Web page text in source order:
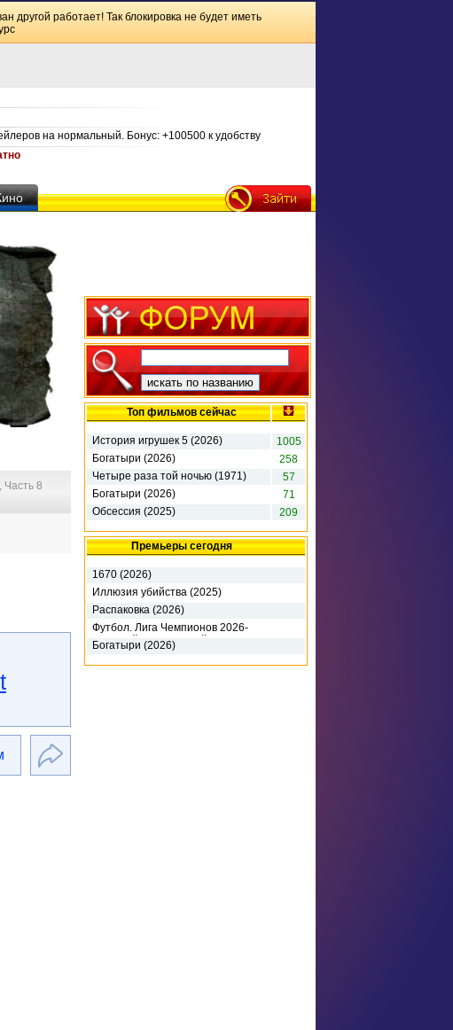
другой работает! Так блокировка не будет иметь
на нормальный. Бонус: +100500 к удобству
8
Топ фильмов сейчас
История игрушек 5 (2026)
1005
Богатыри (2026)
258
Четыре раза той ночью (1971)
57
Богатыри (2026)
71
Обсессия (2025)
209
Премьеры сегодня
1670 (2026)
Иллюзия убийства (2025)
Распаковка (2026)
Футбол. Лига Чемпионов 2026-
2027. 3-й кв. раунд. 1-й матч.
Ференцварош (2026)
Богатыри (2026)